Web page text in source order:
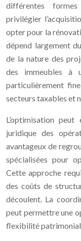
différentes formes
privilégier
opter pour la
dépend largement
de la nature des
des immeubles à
particulièrement
secteurs taxables et
L’optimisation
juridique des
avantageux de
spécialisées pour
Cette approche
des coûts de
découlent. La
peut permettre une
flexibilité